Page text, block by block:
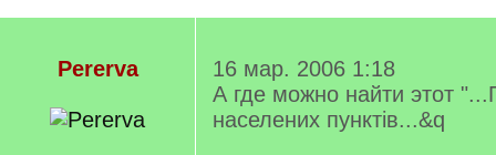
Pererva
16 мар. 2006 1:18
А где можно найти этот
населених пунктiв...&q